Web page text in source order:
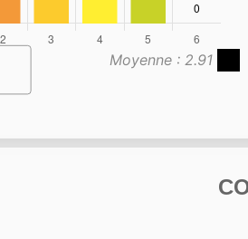
Moyenne : 2.91